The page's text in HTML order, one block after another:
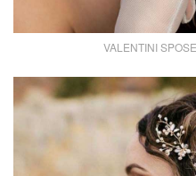
VALENTINI